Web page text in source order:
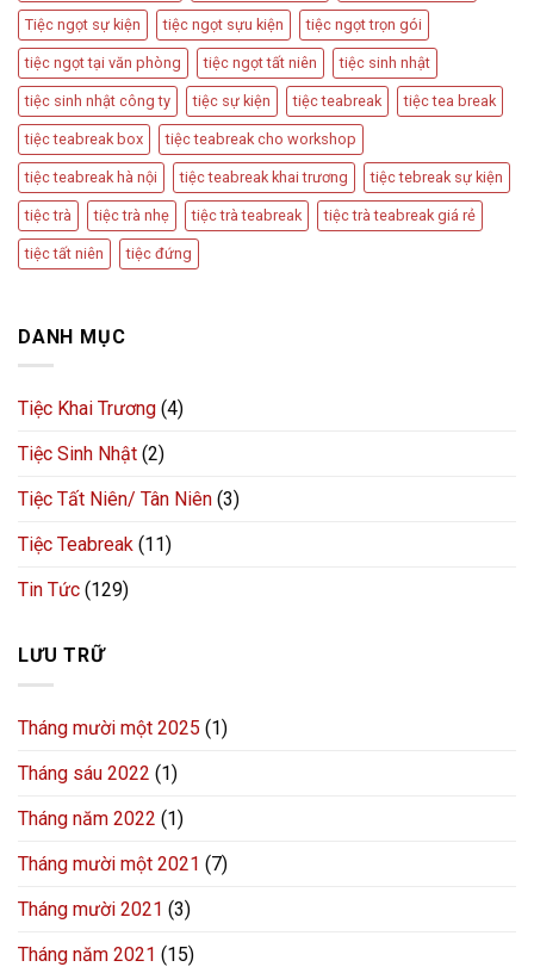
Tiệc ngọt sự kiện tiệc ngọt sựu kiện tiệc ngọt trọn gói
tiệc ngọt tại văn phòng tiệc ngọt tất niên tiệc sinh nhật
tiệc sinh nhật công ty tiệc sự kiện tiệc teabreak tiệc tea break
tiệc teabreak box tiệc teabreak cho workshop
tiệc teabreak hà nội tiệc teabreak khai trương tiệc tebreak sự kiện
tiệc trà tiệc trà nhẹ tiệc trà teabreak tiệc trà teabreak giá rẻ
tiệc tất niên tiệc đứng
DANH MỤC
Tiệc Khai Trương (4)
Tiệc Sinh Nhật (2)
Tiệc Tất Niên/ Tân Niên (3)
Tiệc Teabreak (11)
Tin Tức (129)
LƯU TRỮ
Tháng mười một 2025 (1)
Tháng sáu 2022 (1)
Tháng năm 2022 (1)
Tháng mười một 2021 (7)
Tháng mười 2021 (3)
Tháng năm 2021 (15)